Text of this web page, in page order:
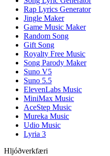
Rap Lyrics Generator
Jingle Maker
Game Music Maker
Random Song
Gift Song
Royalty Free Music
Song Parody Maker
Suno V5
Suno 5.5
ElevenLabs Music
MiniMax Music
AceStep Music
Mureka Music
Udio Music
Lyria 3
Hljóðverkfæri